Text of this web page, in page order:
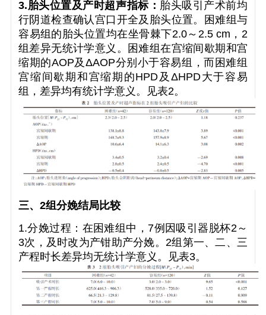
3.胎头位置及产时超声指标： 胎头吸引产术前均
行阴道检查确认宫口开全及胎头位置。困难组与
容易组的胎头位置均在坐骨棘下2.0～2.5 cm，2
组差异无统计学意义。困难组在宫缩间歇期和宫
缩期的AOP及ΔAOP分别小于容易组，而困难组
宫缩间歇期和宫缩期的HPD及ΔHPD大于容易
组，差异均有统计学意义。见表2。
三、2组分娩结局比较
1.分娩过程：在困难组中，7例因吸引器脱杯2～
3次，及时改为产钳助产分娩。2组第一、二、三
产程时长差异均无统计学意义。见表3。